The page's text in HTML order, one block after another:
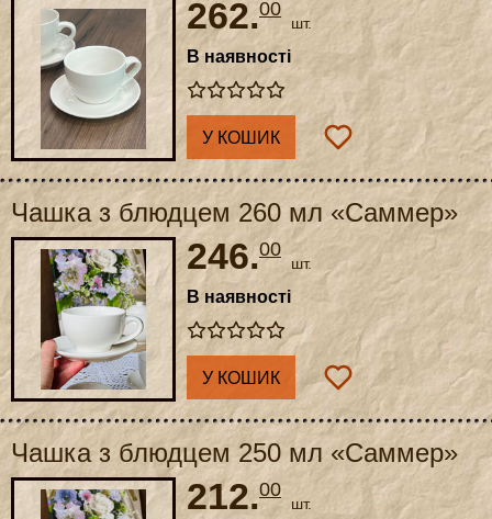
262.00
шт.
В наявності
У КОШИК
Чашка з блюдцем 260 мл «Саммер»
246.00
шт.
В наявності
У КОШИК
Чашка з блюдцем 250 мл «Саммер»
212.00
шт.